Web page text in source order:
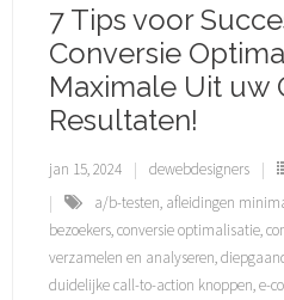
7 Tips voor
Conversie
Maximale Uit uw
Resultaten!
jan 15, 2024 dewebdesigners
a/b-testen, afleidingen
bezoekers,conversie optimalisatie,
verzamelen en analyseren,
duidelijke call-to-action knoppen,e-